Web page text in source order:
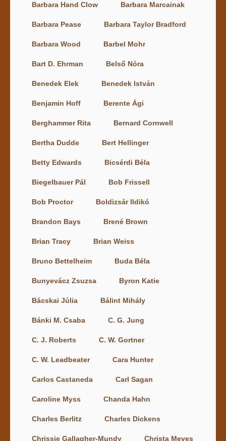
Barbara Hand Clow Barbara Marcainak
Barbara Pease Barbara Taylor Bradford
Barbara Wood Barbel Mohr
Bart D. Ehrman Belső Nóra
Benedek Elek Benedek István
Benjamin Hoff Berente Ági
Berghammer Rita Bernard Cornwell
Bertha Dudde Bert Hellinger
Betty Edwards Bicsérdi Béla
Biegelbauer Pál Bob Frissell
Bob Proctor Boldizsár Ildikó
Brandon Bays Brené Brown
Brian Tracy Brian Weiss
Bruno Bettelheim Buda Béla
Bunyevácz Zsuzsa Byron Katie
Bácskai Júlia Bálint Mihály
Bánki M. Csaba C. G. Jung
C. J. Roberts C. W. Gortner
C. W. Leadbeater Cara Hunter
Carlos Castaneda Carl Sagan
Caroline Myss Chanda Hahn
Charles Berlitz Charles Dickens
Chrissie Gallagher-Mundy Christa Meves